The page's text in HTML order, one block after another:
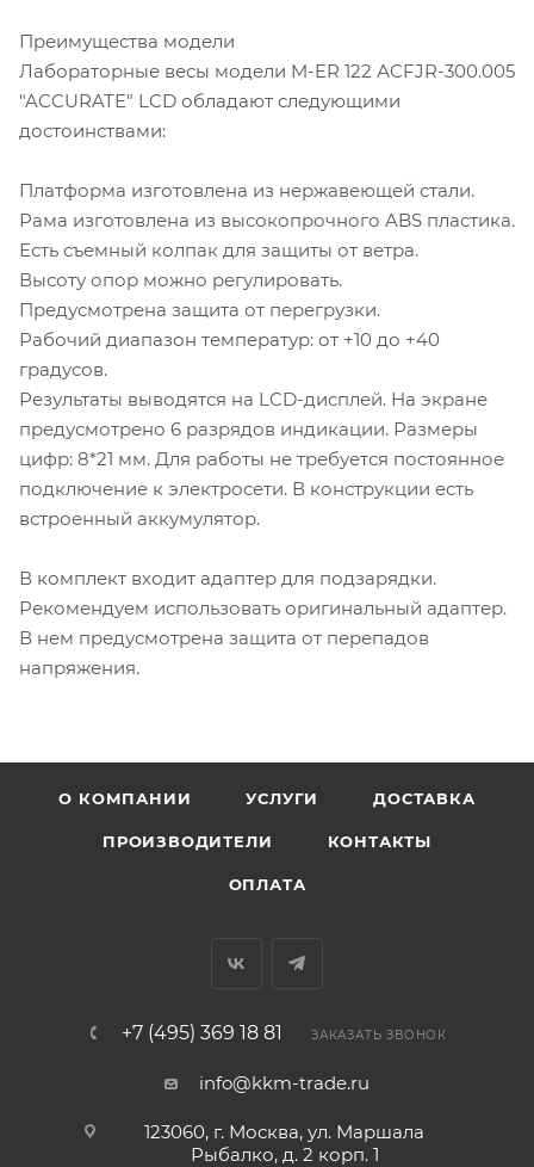
Преимущества модели
Лабораторные весы модели M-ER 122 АCFJR-300.005
"ACCURATE" LСD обладают следующими
достоинствами:
Платформа изготовлена из нержавеющей стали.
Рама изготовлена из высокопрочного ABS пластика.
Есть съемный колпак для защиты от ветра.
Высоту опор можно регулировать.
Предусмотрена защита от перегрузки.
Рабочий диапазон температур: от +10 до +40
градусов.
Результаты выводятся на LCD-дисплей. На экране
предусмотрено 6 разрядов индикации. Размеры
цифр: 8*21 мм. Для работы не требуется постоянное
подключение к электросети. В конструкции есть
встроенный аккумулятор.
В комплект входит адаптер для подзарядки.
Рекомендуем использовать оригинальный адаптер.
В нем предусмотрена защита от перепадов
напряжения.
О КОМПАНИИ УСЛУГИ ДОСТАВКА
ПРОИЗВОДИТЕЛИ КОНТАКТЫ
ОПЛАТА
+7 (495) 369 18 81 ЗАКАЗАТЬ ЗВОНОК
info@kkm-trade.ru
123060, г. Москва, ул. Маршала
Рыбалко, д. 2 корп. 1